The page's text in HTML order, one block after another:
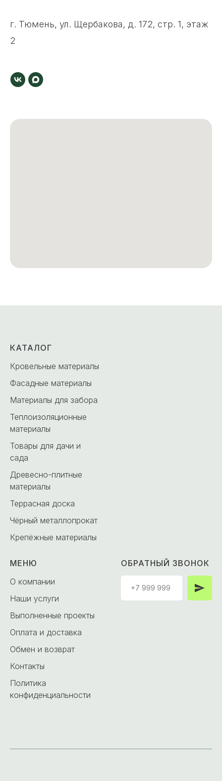
г. Тюмень, ул. Щербакова, д. 172, стр. 1, этаж
2
КАТАЛОГ
Кровельные материалы
Фасадные материалы
Материалы для забора
Теплоизоляционные
материалы
Товары для дачи и
сада
Древесно-плитные
материалы
Террасная доска
Чёрный металлопрокат
Крепёжные материалы
МЕНЮ
О компании
Наши услуги
Выполненные проекты
Оплата и доставка
Обмен и возврат
Контакты
Политика
конфиденциальности
ОБРАТНЫЙ ЗВОНОК